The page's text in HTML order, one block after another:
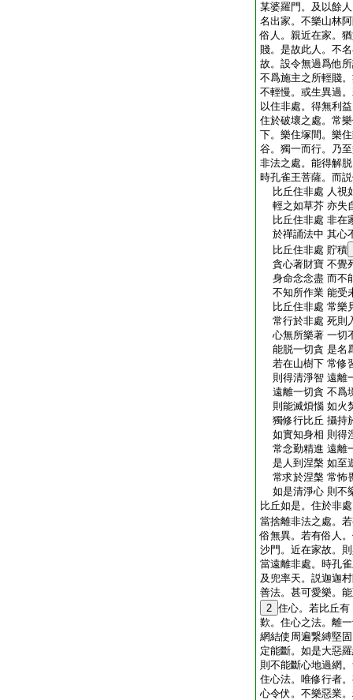
某婆羅門。及以餘
名出家。不樂山林
俗人。親近在家。
賤。是故此人。不
故。設令無過爲他
不爲施主之所輕賤
不輕慢。或生異過
以住非處。得無利
住於破壞之處。常
下。樂住塚間。樂
谷。獨一而行。乃
非法之處。能得解
時孔雀王菩薩。而
比丘住非處 人視
輕之如草芥 亦失
比丘住非處 非在
於禪誦法中 其心
比丘住非處 貯積
貪心著財寶 不覺
身命念念盡 而不
不知所作業 能受
比丘住非處 常樂
常行於非處 死則
心無所樂著 一切
能脱一切貪 是名
若在山樹下 常修
則得清淨智 遠離
遠離一切貪 不爲
則能滅煩惱 如火
獨修行比丘 攝持
如實知身相 則得
常念勤精進 遠離
是人到涅槃 如至
常求於涅槃 常怖
如是清淨心 則不
比丘如是。住於非
當捨離非法之處。
俗無異。若有俗人
沙門。近在家故。
當遠離非處。時孔
及兜率天。説迦迦
善法。甚可愛樂。
2 住心。若比丘
歎。住心之法。離
網結使周遍繋縛堅
定能斷。如是大惡
則不能斷心地過網
住心法。唯修行者
心令伏。不樂惡業